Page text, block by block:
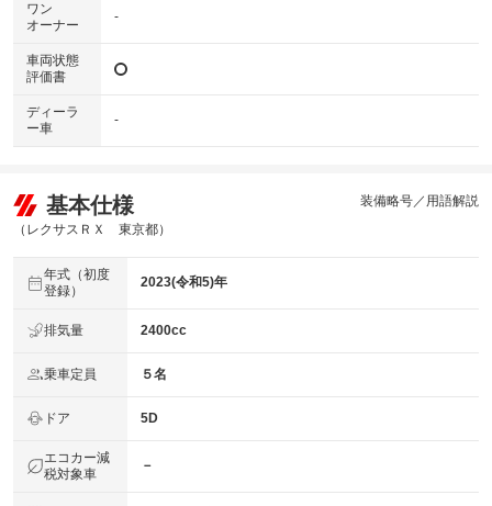
ワン
オーナー
-
車両状態
評価書
ディーラ
ー車
-
基本仕様
（レクサスＲＸ 東京都）
装備略号／用語解説
年式（初度
登録）
2023(令和5)年
排気量 2400cc
乗車定員 ５名
ドア 5D
エコカー減
税対象車
－